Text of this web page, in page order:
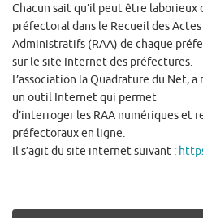
Chacun sait qu’il peut être laborieux
préfectoral dans le Recueil des Actes
Administratifs (RAA) de chaque
sur le site Internet des préfectures.
L’association la Quadrature du Net,
un outil Internet qui permet
d’interroger les RAA numériques et
préfectoraux en ligne.
Il s’agit du site internet suivant :